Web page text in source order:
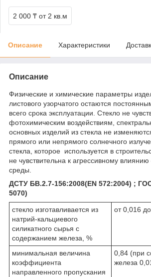
2 000 ₸ от 2 кв.м
Описание Характеристики
Описание
Физические и химические параметры
листового узорчатого остаются
всего срока эксплуатации. Стекло не
фотохимическим воздействиям,
основных изделий из стекла не
прямого или непрямого солнечного
стекла, которое используется в
не чувствительна к агрессивному
среды.
ДСТУ БВ.2.7-156:2008(EN 572:2004) ;
5070)
стекло изготавливается из
натрий-кальциевого
силикатного сырья с
содержанием железа, %
от 0,016
минимальная величина
коэффициента
направленного пропускания
0,84 (при
железа